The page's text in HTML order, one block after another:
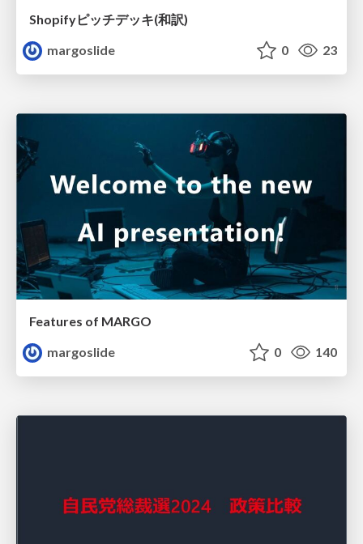
Shopifyピッチデッキ(和訳)
margoslide
0 23
Features of MARGO
margoslide
0 140